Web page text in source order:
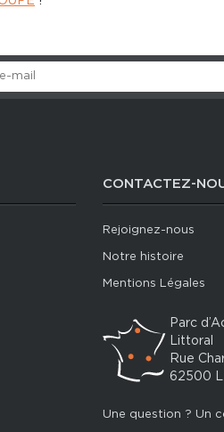
CONTACTEZ-
Rejoignez-nous
Notre histoire
Mentions Légales
Parc
Littoral
Rue
62500
Une question ? Un